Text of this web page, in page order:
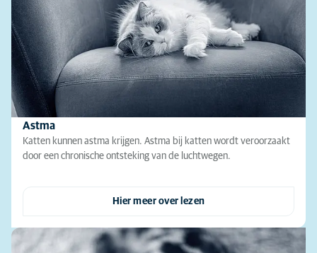
Astma
Katten kunnen astma krijgen. Astma bij katten wordt veroorzaakt
door een chronische ontsteking van de luchtwegen.
Hier meer over lezen